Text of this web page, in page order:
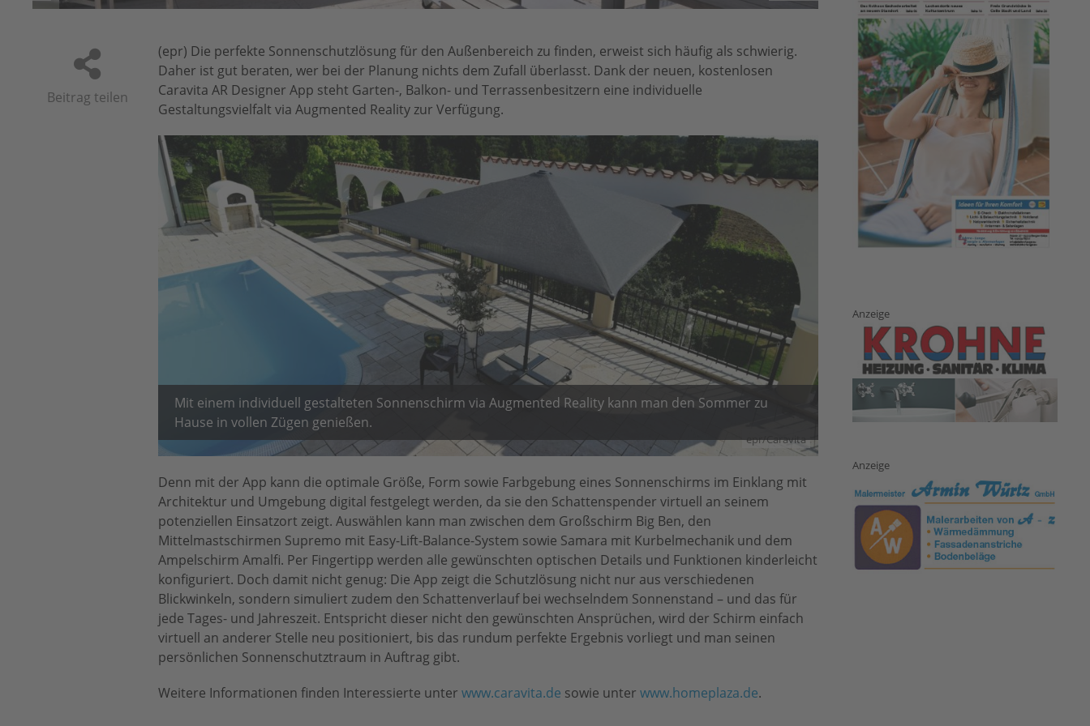
Beitrag teilen
(epr) Die perfekte Sonnenschutzlösung für den Außenbereich zu finden, erweist sich häufig als schwierig.
Daher ist gut beraten, wer bei der Planung nichts dem Zufall überlasst. Dank der neuen, kostenlosen
Caravita AR Designer App steht Garten-, Balkon- und Terrassenbesitzern eine individuelle
Gestaltungsvielfalt via Augmented Reality zur Verfügung.
epr/Caravita
Mit einem individuell gestalteten Sonnenschirm via Augmented Reality kann man den Sommer zu
Hause in vollen Zügen genießen.
Denn mit der App kann die optimale Größe, Form sowie Farbgebung eines Sonnenschirms im Einklang mit
Architektur und Umgebung digital festgelegt werden, da sie den Schattenspender virtuell an seinem
potenziellen Einsatzort zeigt. Auswählen kann man zwischen dem Großschirm Big Ben, den
Mittelmastschirmen Supremo mit Easy-Lift-Balance-System sowie Samara mit Kurbelmechanik und dem
Ampelschirm Amalfi. Per Fingertipp werden alle gewünschten optischen Details und Funktionen kinderleicht
konfiguriert. Doch damit nicht genug: Die App zeigt die Schutzlösung nicht nur aus verschiedenen
Blickwinkeln, sondern simuliert zudem den Schattenverlauf bei wechselndem Sonnenstand – und das für
jede Tages- und Jahreszeit. Entspricht dieser nicht den gewünschten Ansprüchen, wird der Schirm einfach
virtuell an anderer Stelle neu positioniert, bis das rundum perfekte Ergebnis vorliegt und man seinen
persönlichen Sonnenschutztraum in Auftrag gibt.
Weitere Informationen finden Interessierte unter www.caravita.de sowie unter www.homeplaza.de.
Anzeige
Anzeige